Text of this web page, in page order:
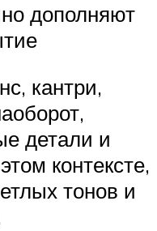
дополняют
кантри,
детали и
контексте,
тонов и